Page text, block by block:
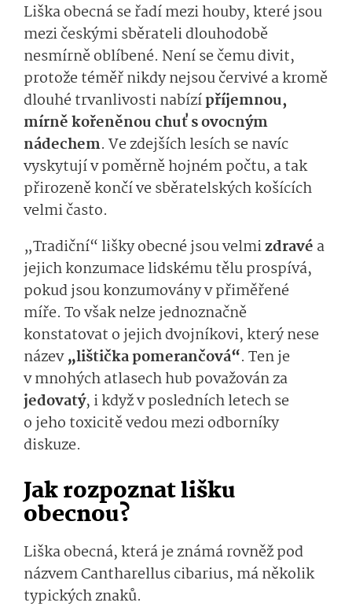
Liška obecná se řadí mezi houby, které jsou
mezi českými sběrateli dlouhodobě
nesmírně oblíbené. Není se čemu divit,
protože téměř nikdy nejsou červivé a kromě
dlouhé trvanlivosti nabízípříjemnou,
mírně kořeněnou chuť s ovocným
nádechem. Ve zdejších lesích se navíc
vyskytují v poměrně hojném počtu, a tak
přirozeně končí ve sběratelských košících
velmi často.
„Tradiční“ lišky obecné jsou velmizdravé a
jejich konzumace lidskému tělu prospívá,
pokud jsou konzumovány v přiměřené
míře. To však nelze jednoznačně
konstatovat o jejich dvojníkovi, který nese
název„lištička pomerančová“. Ten je
v mnohých atlasech hub považován za
jedovatý, i když v posledních letech se
o jeho toxicitě vedou mezi odborníky
diskuze.
Jak rozpoznat lišku
obecnou?
Liška obecná, která je známá rovněž pod
názvem Cantharellus cibarius, má několik
typických znaků.